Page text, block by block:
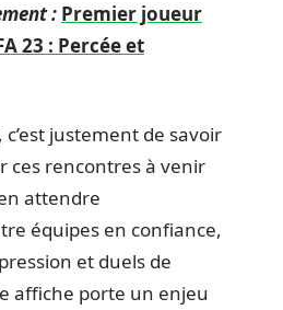
: Premier joueur
23 : Percée et
justement de savoir
ces rencontres à venir
attendre
équipes en confiance,
et duels de
affiche porte un enjeu